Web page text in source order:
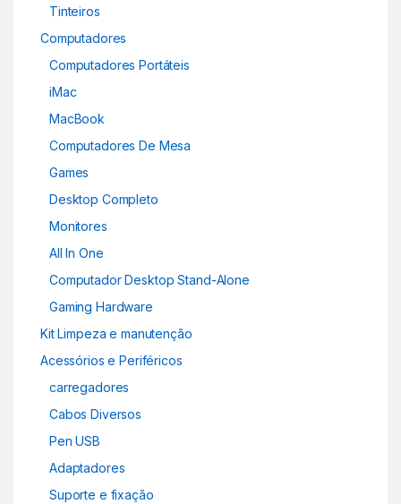
Tinteiros
Computadores
Computadores Portáteis
iMac
MacBook
Computadores De Mesa
Games
Desktop Completo
Monitores
All In One
Computador Desktop Stand-Alone
Gaming Hardware
Kit Limpeza e manutenção
Acessórios e Periféricos
carregadores
Cabos Diversos
Pen USB
Adaptadores
Suporte e fixação